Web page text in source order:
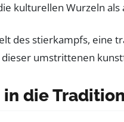
kulturellen Wurzeln
die